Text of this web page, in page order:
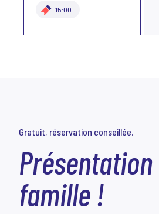
15:00
Gratuit, réservation conseillée.
famille !